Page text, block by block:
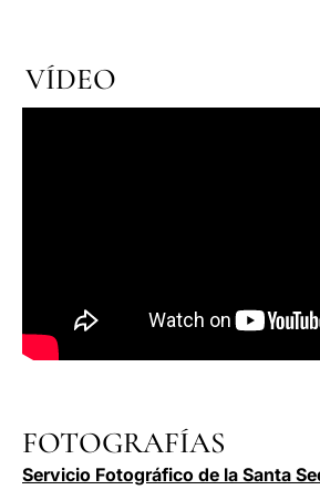
VÍDEO
FOTOGRAFÍAS
Servicio Fotográfico de la Santa